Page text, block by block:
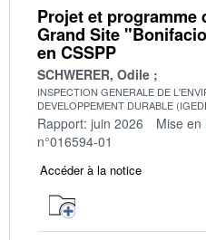
Projet et
Grand Site
en CSSPP
SCHWERER, Odile
INSPECTION GENERALE DE
DEVELOPPEMENT DURABLE
Rapport: juin 2026 Mise en
n°016594-01
Accéder à la notice